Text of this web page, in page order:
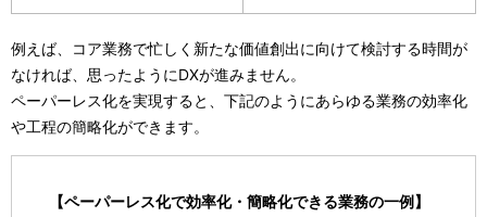
例えば、コア業務で忙しく新たな価値創出に向けて検討する時間が
なければ、思ったようにDXが進みません。
ペーパーレス化を実現すると、下記のようにあらゆる業務の効率化
や工程の簡略化ができます。
【ペーパーレス化で効率化・簡略化できる業務の一例】